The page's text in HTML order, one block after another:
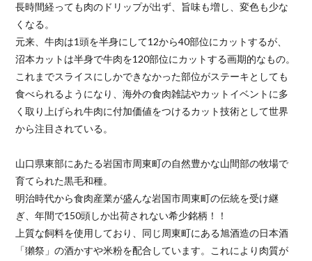
長時間経っても肉のドリップが出ず、旨味も増し、変色も少な
くなる。
元来、牛肉は1頭を半身にして12から40部位にカットするが、
沼本カットは半身で牛肉を120部位にカットする画期的なもの。
これまでスライスにしかできなかった部位がステーキとしても
食べられるようになり、海外の食肉雑誌やカットイベントに多
く取り上げられ牛肉に付加価値をつけるカット技術として世界
から注目されている。
山口県東部にあたる岩国市周東町の自然豊かな山間部の牧場で
育てられた黒毛和種。
明治時代から食肉産業が盛んな岩国市周東町の伝統を受け継
ぎ、年間で150頭しか出荷されない希少銘柄！！
上質な飼料を使用しており、同じ周東町にある旭酒造の日本酒
「獺祭」の酒かすや米粉を配合しています。これにより肉質が